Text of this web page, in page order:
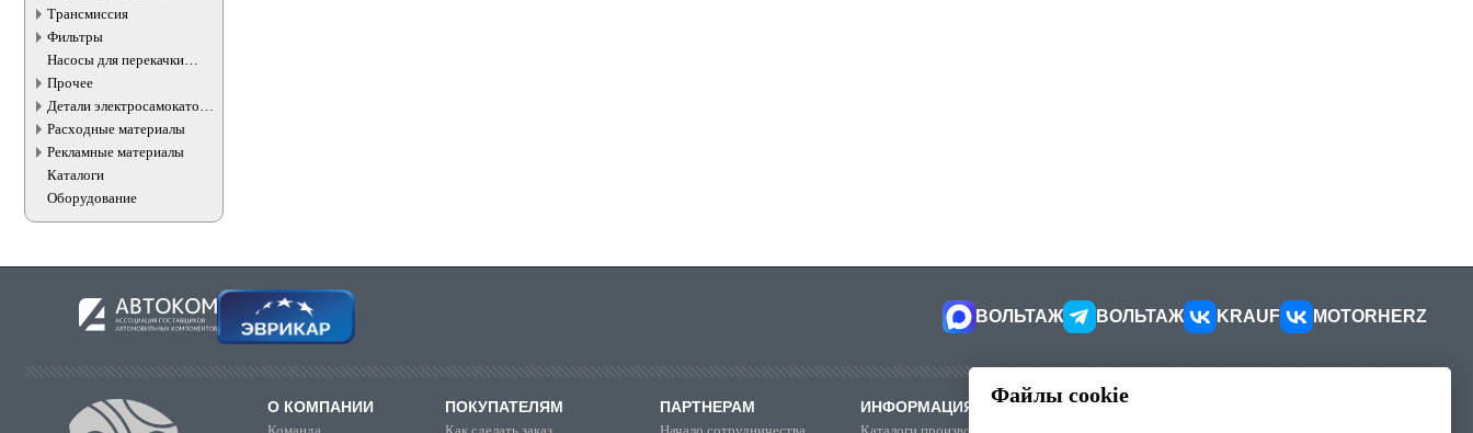
Трансмиссия
Фильтры
Насосы для перекачки
жидкостей
Прочее
Детали электросамокатов и
электротранспорта
Расходные материалы
Рекламные материалы
Каталоги
Оборудование
ВОЛЬТАЖ ВОЛЬТАЖ KRAUF MOTORHERZ
О КОМПАНИИ ПОКУПАТЕЛЯМ ПАРТНЕРАМ ИНФОРМАЦИЯ КОНТАКТЫ
Файлы cookie